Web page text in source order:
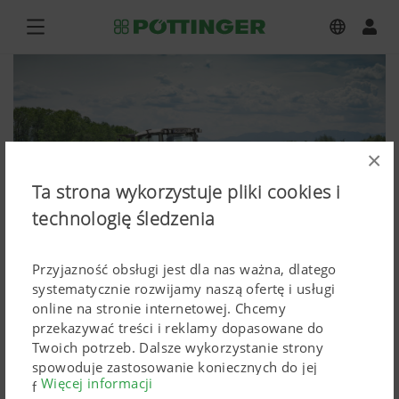
×
Ta strona wykorzystuje pliki cookies i
technologię śledzenia
Przyjazność obsługi jest dla nas ważna, dlatego
systematycznie rozwijamy naszą ofertę i usługi
online na stronie internetowej. Chcemy
przekazywać treści i reklamy dopasowane do
Twoich potrzeb. Dalsze wykorzystanie strony
spowoduje zastosowanie koniecznych do jej
funkcjonowania Cokkies. Spersonalizowane
Więcej informacji
EUROCAT 312
Zdjęcia (wysokiej rozdzielczości)